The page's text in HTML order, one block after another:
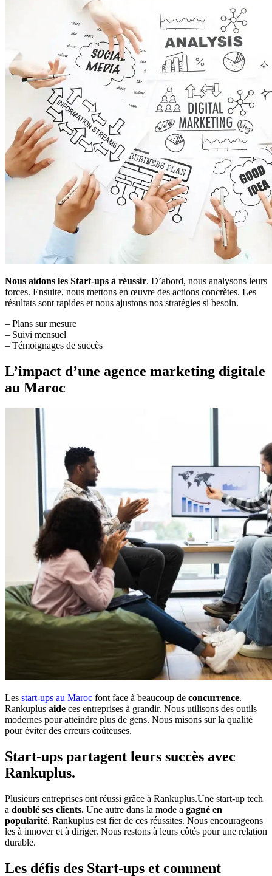
Nous aidons les Start-ups à réussir. D’abord, nous analysons leurs
forces. Ensuite, nous mettons en œuvre des actions concrètes. Les
résultats sont rapides et nous ajustons nos stratégies si besoin.
– Plans sur mesure
– Suivi mensuel
– Témoignages de succès
L’impact d’une agence marketing digitale
au Maroc
Les start-ups au Maroc font face à beaucoup de concurrence.
Rankuplus aide ces entreprises à grandir. Nous utilisons des outils
modernes pour atteindre plus de gens. Nous misons sur la qualité
pour éviter des erreurs coûteuses.
Start-ups partagent leurs succès avec
Rankuplus.
Plusieurs entreprises ont réussi grâce à Rankuplus.Une start-up tech
a doublé ses clients. Une autre dans la mode a gagné en
popularité. Rankuplus est fier de ces réussites. Nous encourageons
les à innover et à diriger. Nous restons à leurs côtés pour une relation
durable.
Les défis des Start-ups et comment